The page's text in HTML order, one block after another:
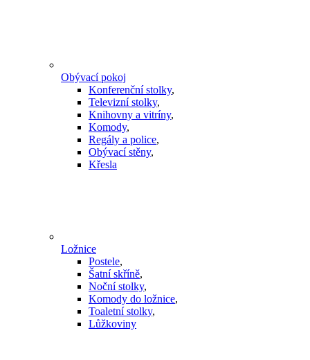
Obývací pokoj
Konferenční stolky,
Televizní stolky,
Knihovny a vitríny,
Komody,
Regály a police,
Obývací stěny,
Křesla
Ložnice
Postele,
Šatní skříně,
Noční stolky,
Komody do ložnice,
Toaletní stolky,
Lůžkoviny